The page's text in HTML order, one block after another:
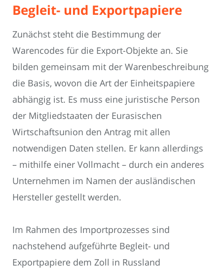
Begleit- und Exportpapiere
Zunächst steht die Bestimmung der
Warencodes für die Export-Objekte an. Sie
bilden gemeinsam mit der Warenbeschreibung
die Basis, wovon die Art der Einheitspapiere
abhängig ist. Es muss eine juristische Person
der Mitgliedstaaten der Eurasischen
Wirtschaftsunion den Antrag mit allen
notwendigen Daten stellen. Er kann allerdings
– mithilfe einer Vollmacht – durch ein anderes
Unternehmen im Namen der ausländischen
Hersteller gestellt werden.
Im Rahmen des Importprozesses sind
nachstehend aufgeführte Begleit- und
Exportpapiere dem Zoll in Russland